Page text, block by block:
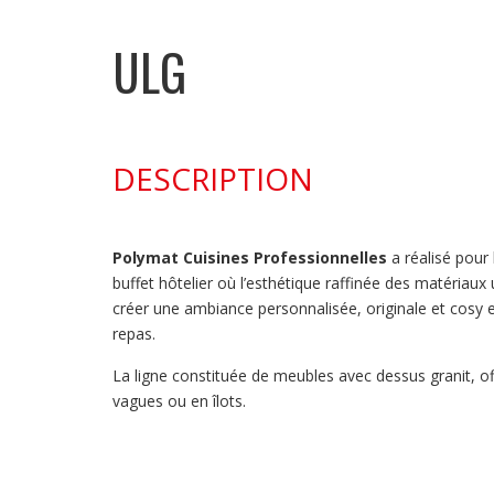
ULG
DESCRIPTION
Polymat Cuisines Professionnelles a réalisé pour
buffet hôtelier où l’esthétique raffinée des
créer une ambiance personnalisée, originale et
repas.
La ligne constituée de meubles avec dessus granit,
vagues ou en îlots.